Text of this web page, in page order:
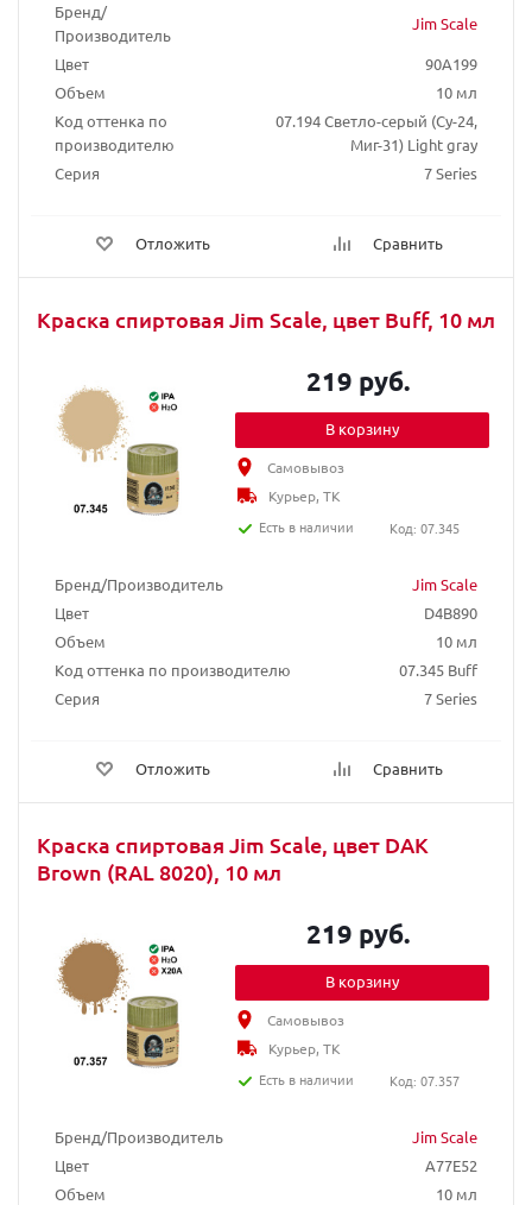
Бренд/
Производитель
Jim Scale
Цвет
90A199
Объем
10 мл
Код оттенка по
производителю
07.194 Светло-серый (Су-24,
Миг-31) Light gray
Серия
7 Series
Отложить Сравнить
Краска спиртовая Jim Scale, цвет Buff, 10 мл
Бренд/Производитель
Jim Scale
Цвет
D4B890
Объем
10 мл
Код оттенка по производителю
07.345 Buff
Серия
7 Series
Отложить Сравнить
219 руб.
В корзину
Самовывоз
Курьер, ТК
Есть в наличии
Код: 07.345
Краска спиртовая Jim Scale, цвет DAK
Brown (RAL 8020), 10 мл
Бренд/Производитель
Jim Scale
Цвет
A77E52
Объем
10 мл
219 руб.
В корзину
Самовывоз
Курьер, ТК
Есть в наличии
Код: 07.357